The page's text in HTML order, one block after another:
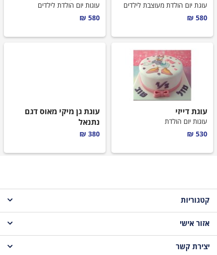
עוגת יום הולדת מעוצבת לילדים
580 ₪
עוגות יום הולדת לילדים
580 ₪
עוגת דייזי
עוגות יום הולדת
530 ₪
עוגת גן מיקי מאוס דגם
נתנאל
עוגת יום הולדת מעוצבת לילדים
380 ₪
קטגוריות
עוגות לקטנטנים
עוגות לבנות
אזור אישי
עגלת קניות
יצירת קשר